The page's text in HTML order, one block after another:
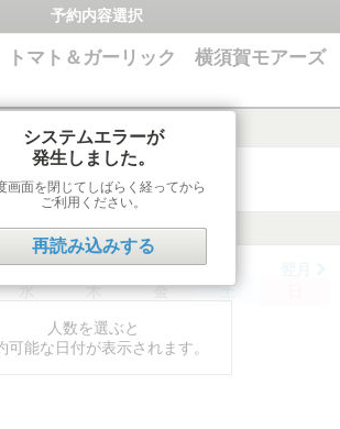
予約内容選択
マト＆ガーリック 横須賀モアーズ
水 木 金 土
人数を選ぶと
可能な日付が表示されます。
システムエラーが
発生しました。
画面を閉じてしばらく経ってから
ご利用ください。
再読み込みする